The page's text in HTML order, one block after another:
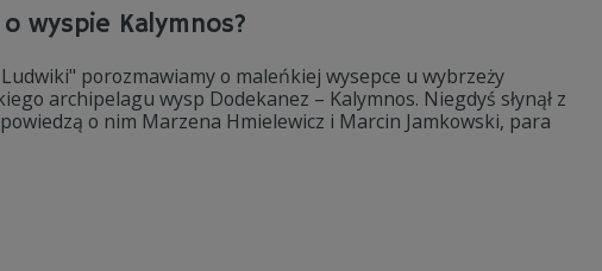
wyspie Kalymnos?
porozmawiamy o maleńkiej wysepce u wybrzeży
archipelagu wysp Dodekanez – Kalymnos. Niegdyś słynął z
o nim Marzena Hmielewicz i Marcin Jamkowski, para